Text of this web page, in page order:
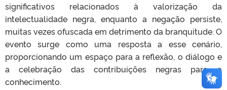
significativos relacionados à valorização da
intelectualidade negra, enquanto a negação persiste,
muitas vezes ofuscada em detrimento da branquitude. O
evento surge como uma resposta a esse cenário,
proporcionando um espaço para a reflexão, o diálogo e
a celebração das contribuições negras para o
conhecimento.